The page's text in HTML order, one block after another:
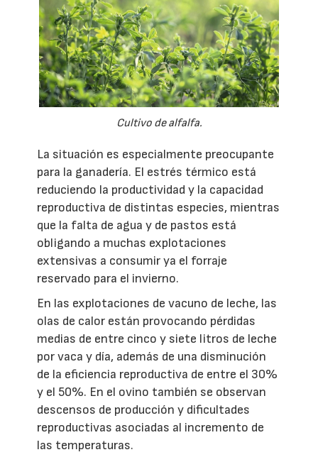
Cultivo de alfalfa.
La situación es especialmente preocupante
para la ganadería. El estrés térmico está
reduciendo la productividad y la capacidad
reproductiva de distintas especies, mientras
que la falta de agua y de pastos está
obligando a muchas explotaciones
extensivas a consumir ya el forraje
reservado para el invierno.
En las explotaciones de vacuno de leche, las
olas de calor están provocando pérdidas
medias de entre cinco y siete litros de leche
por vaca y día, además de una disminución
de la eficiencia reproductiva de entre el 30%
y el 50%. En el ovino también se observan
descensos de producción y dificultades
reproductivas asociadas al incremento de
las temperaturas.